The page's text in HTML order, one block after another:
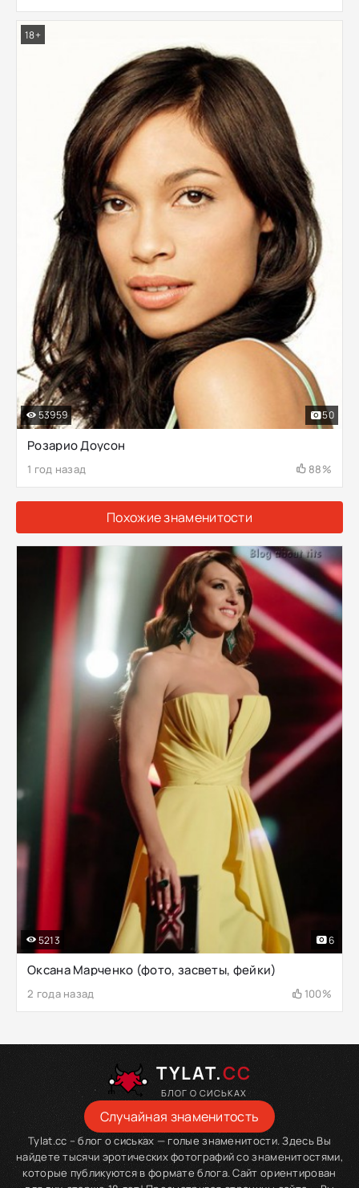
Розарио Доусон
1 год назад 88%
53959 50
18+
Похожие знаменитости
Оксана Марченко (фото, засветы, фейки)
2 года назад 100%
5213 6
TYLAT.CC
БЛОГ О СИСЬКАХ
Случайная знаменитость
Tylat.cc – блог о сиськах — голые знаменитости. Здесь Вы
найдете тысячи эротических фотографий со знаменитостями,
которые публикуются в формате блога. Сайт ориентирован